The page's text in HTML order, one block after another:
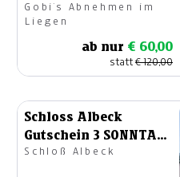
Gobi´s Abnehmen im
Liegen
ab nur € 60,00
statt€ 120,00
Schloss Albeck
Gutschein 3 SONNTAG
SCHLOSSKONZERTE
Schloß Albeck